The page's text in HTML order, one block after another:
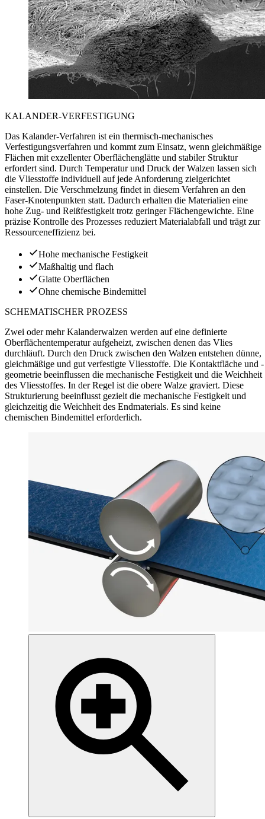
KALANDER-VERFESTIGUNG
Das Kalander-Verfahren ist ein thermisch-mechanisches
Verfestigungsverfahren und kommt zum Einsatz, wenn gleichmäßige
Flächen mit exzellenter Oberflächenglätte und stabiler Struktur
erfordert sind. Durch Temperatur und Druck der Walzen lassen sich
die Vliesstoffe individuell auf jede Anforderung zielgerichtet
einstellen. Die Verschmelzung findet in diesem Verfahren an den
Faser-Knotenpunkten statt. Dadurch erhalten die Materialien eine
hohe Zug- und Reißfestigkeit trotz geringer Flächengewichte. Eine
präzise Kontrolle des Prozesses reduziert Materialabfall und trägt zur
Ressourceneffizienz bei.
Hohe mechanische Festigkeit
Maßhaltig und flach
Glatte Oberflächen
Ohne chemische Bindemittel
SCHEMATISCHER PROZESS
Zwei oder mehr Kalanderwalzen werden auf eine definierte
Oberflächentemperatur aufgeheizt, zwischen denen das Vlies
durchläuft. Durch den Druck zwischen den Walzen entstehen dünne,
gleichmäßige und gut verfestigte Vliesstoffe. Die Kontaktfläche und -
geometrie beeinflussen die mechanische Festigkeit und die Weichheit
des Vliesstoffes. In der Regel ist die obere Walze graviert. Diese
Strukturierung beeinflusst gezielt die mechanische Festigkeit und
gleichzeitig die Weichheit des Endmaterials. Es sind keine
chemischen Bindemittel erforderlich.